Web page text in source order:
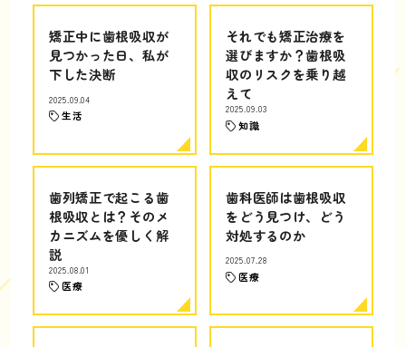
矯正中に歯根吸収が
見つかった日、私が
下した決断
2025.09.04
生活
それでも矯正治療を
選びますか？歯根吸
収のリスクを乗り越
えて
2025.09.03
知識
歯列矯正で起こる歯
根吸収とは？そのメ
カニズムを優しく解
説
2025.08.01
医療
歯科医師は歯根吸収
をどう見つけ、どう
対処するのか
2025.07.28
医療